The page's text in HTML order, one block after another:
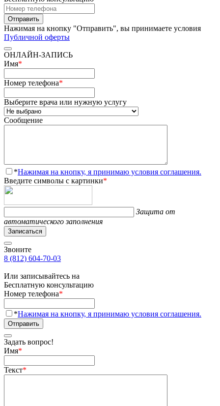
Отправить
Нажимая на кнопку "Отправить", вы принимаете условия
Публичной оферты
ОНЛАЙН-ЗАПИСЬ
Имя*
Номер телефона*
Выберите врача или нужную услугу
Сообщение
*Нажимая на кнопку, я принимаю условия соглашения.
Введите символы с картинки*
Защита от
автоматического заполнения
Записаться
Звоните
8 (812) 604-70-03
Или записывайтесь на
Бесплатную консультацию
Номер телефона*
*Нажимая на кнопку, я принимаю условия соглашения.
Отправить
Задать вопрос!
Имя*
Текст*